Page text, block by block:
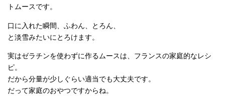
トムースです。
口に入れた瞬間、ふわん、とろん、
と淡雪みたいにとろけます。
実はゼラチンを使わずに作るムースは、フランスの家庭的なレシ
ピ。
だから分量が少しぐらい適当でも大丈夫です。
だって家庭のおやつですからね。